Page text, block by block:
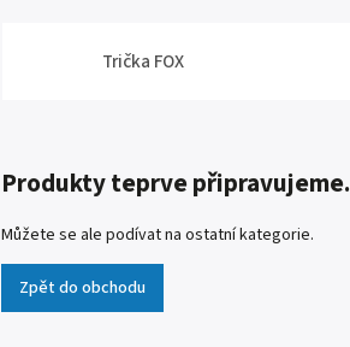
Trička FOX
Produkty teprve připravujeme.
Můžete se ale podívat na ostatní kategorie.
Zpět do obchodu